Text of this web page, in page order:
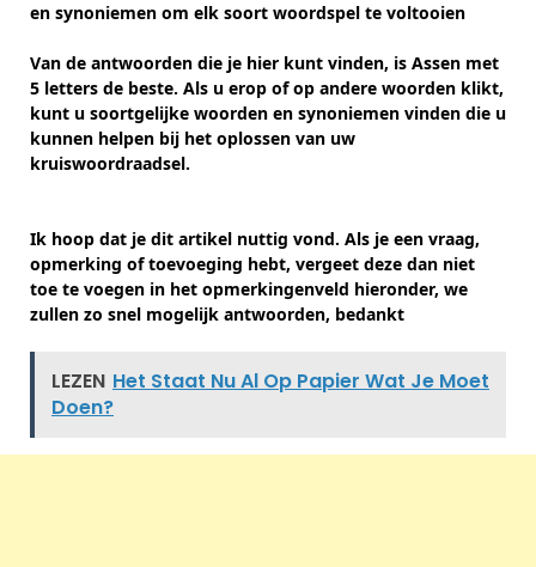
en synoniemen om elk soort woordspel te voltooien
Van de antwoorden die je hier kunt vinden, is Assen met
5 letters de beste. Als u erop of op andere woorden klikt,
kunt u soortgelijke woorden en synoniemen vinden die u
kunnen helpen bij het oplossen van uw
kruiswoordraadsel.
Ik hoop dat je dit artikel nuttig vond. Als je een vraag,
opmerking of toevoeging hebt, vergeet deze dan niet
toe te voegen in het opmerkingenveld hieronder, we
zullen zo snel mogelijk antwoorden, bedankt
LEZEN Het Staat Nu Al Op Papier Wat Je Moet
Doen?